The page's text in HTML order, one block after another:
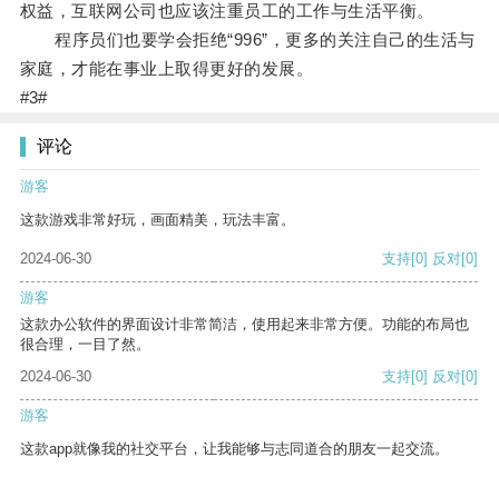
权益，互联网公司也应该注重员工的工作与生活平衡。
程序员们也要学会拒绝“996”，更多的关注自己的生活与
家庭，才能在事业上取得更好的发展。
#3#
评论
游客
这款游戏非常好玩，画面精美，玩法丰富。
2024-06-30 支持[0] 反对[0]
游客
这款办公软件的界面设计非常简洁，使用起来非常方便。功能的布局也
很合理，一目了然。
2024-06-30
支持[0] 反对[0]
游客
这款app就像我的社交平台，让我能够与志同道合的朋友一起交流。